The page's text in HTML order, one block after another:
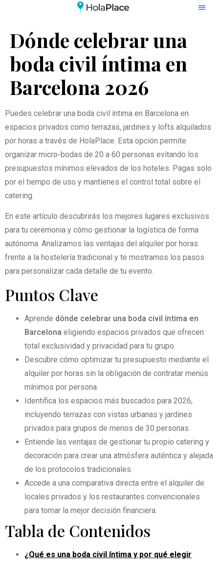
Dónde celebrar una
boda civil íntima en
Barcelona 2026
Puedes celebrar una boda civil íntima en Barcelona en
espacios privados como terrazas, jardines y lofts alquilados
por horas a través de HolaPlace. Esta opción permite
organizar micro-bodas de 20 a 60 personas evitando los
presupuestos mínimos elevados de los hoteles. Pagas solo
por el tiempo de uso y mantienes el control total sobre el
catering.
En este artículo descubrirás los mejores lugares exclusivos
para tu ceremonia y cómo gestionar la logística de forma
autónoma. Analizamos las ventajas del alquiler por horas
frente a la hostelería tradicional y te mostramos los pasos
para personalizar cada detalle de tu evento.
Puntos Clave
Aprende dónde celebrar una boda civil íntima en
Barcelona eligiendo espacios privados que ofrecen
total exclusividad y privacidad para tu grupo.
Descubre cómo optimizar tu presupuesto mediante el
alquiler por horas sin la obligación de contratar menús
mínimos por persona.
Identifica los espacios más buscados para 2026,
incluyendo terrazas con vistas urbanas y jardines
privados para grupos de menos de 30 personas.
Entiende las ventajas de gestionar tu propio catering y
decoración para crear una atmósfera auténtica y alejada
de los protocolos tradicionales.
Accede a una comparativa directa entre el alquiler de
locales privados y los restaurantes convencionales
para tomar la mejor decisión financiera.
Tabla de Contenidos
¿Qué es una boda civil íntima y por qué elegir